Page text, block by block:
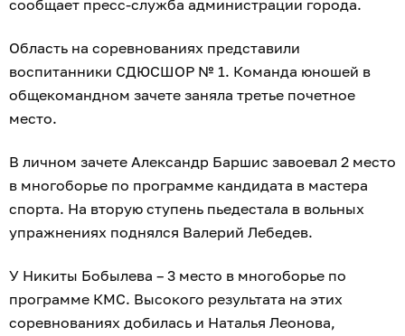
сообщает пресс-служба администрации города.
Область на соревнованиях представили
воспитанники СДЮСШОР № 1. Команда юношей в
общекомандном зачете заняла третье почетное
место.
В личном зачете Александр Баршис завоевал 2 место
в многоборье по программе кандидата в мастера
спорта. На вторую ступень пьедестала в вольных
упражнениях поднялся Валерий Лебедев.
У Никиты Бобылева – 3 место в многоборье по
программе КМС. Высокого результата на этих
соревнованиях добилась и Наталья Леонова,